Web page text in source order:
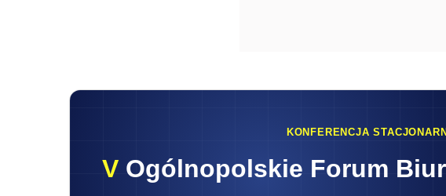
KONFERENCJA
V Ogólnopolskie Forum